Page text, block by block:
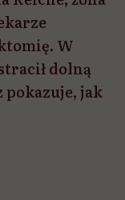
W
dolną
pokazuje, jak